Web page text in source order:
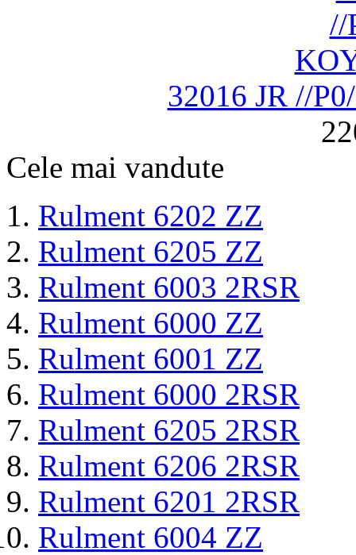
32016 JR //
Cele mai vandute
Rulment 6202 ZZ
Rulment 6205 ZZ
Rulment 6003 2RSR
Rulment 6000 ZZ
Rulment 6001 ZZ
Rulment 6000 2RSR
Rulment 6205 2RSR
Rulment 6206 2RSR
Rulment 6201 2RSR
Rulment 6004 ZZ